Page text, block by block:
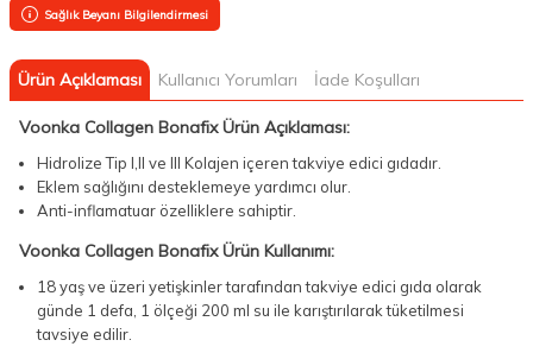
Sağlık Beyanı Bilgilendirmesi
Ürün Açıklaması Kullanıcı Yorumları İade Koşulları
Voonka Collagen Bonafix Ürün Açıklaması:
Hidrolize Tip I,II ve III Kolajen içeren takviye edici gıdadır.
Eklem sağlığını desteklemeye yardımcı olur.
Anti-inflamatuar özelliklere sahiptir.
Voonka Collagen Bonafix Ürün Kullanımı:
18 yaş ve üzeri yetişkinler tarafından takviye edici gıda olarak
günde 1 defa, 1 ölçeği 200 ml su ile karıştırılarak tüketilmesi
tavsiye edilir.